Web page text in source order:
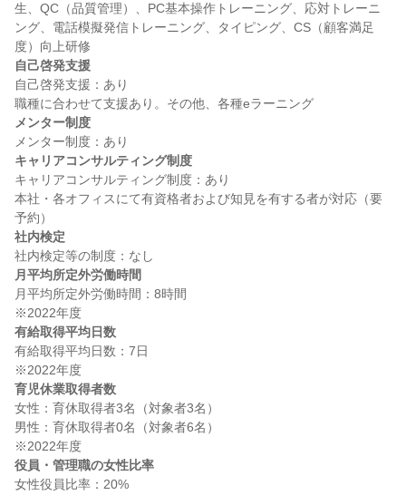
生、QC（品質管理）、PC基本操作トレーニング、応対トレーニ
ング、電話模擬発信トレーニング、タイピング、CS（顧客満足
自己啓発支援
自己啓発支援：あり
メンター制度
キャリアコンサルティング制度
キャリアコンサルティング制度：あり
本社・各オフィスにて有資格者および知見を有する者が対応（要
社内検定
月平均所定外労働時間
月平均所定外労働時間：8時間
有給取得平均日数
有給取得平均日数：7日
育児休業取得者数
女性：育休取得者3名（対象者3名）
男性：育休取得者0名（対象者6名）
役員・管理職の女性比率
女性役員比率：20%